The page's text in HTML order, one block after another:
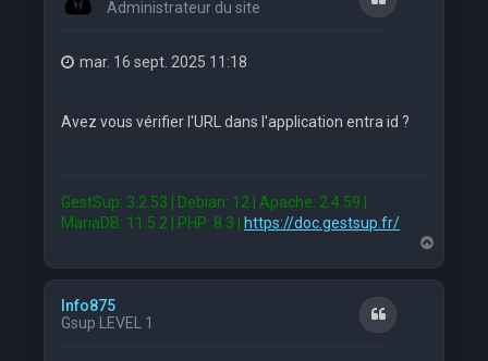
Administrateur du site
mar. 16 sept. 2025 11:18
Avez vous vérifier l'URL dans l'application entra id ?
GestSup: 3.2.53 | Debian: 12 | Apache: 2.4.59 |
MariaDB: 11.5.2 | PHP: 8.3 |
https://doc.gestsup.fr/
a
Info875
Gsup LEVEL 1
Citation